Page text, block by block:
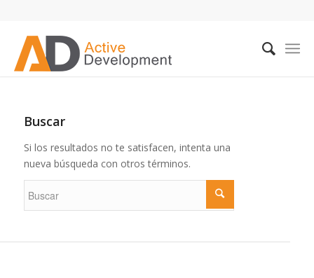
Buscar
Si los resultados no te satisfacen, intenta una
nueva búsqueda con otros términos.